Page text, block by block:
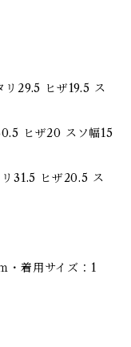
29.5 ヒザ19.5 ス
ヒザ20 スソ幅15
31.5 ヒザ20.5 ス
・着用サイズ：1